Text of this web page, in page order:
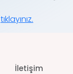
tıklayınız.
İletişim